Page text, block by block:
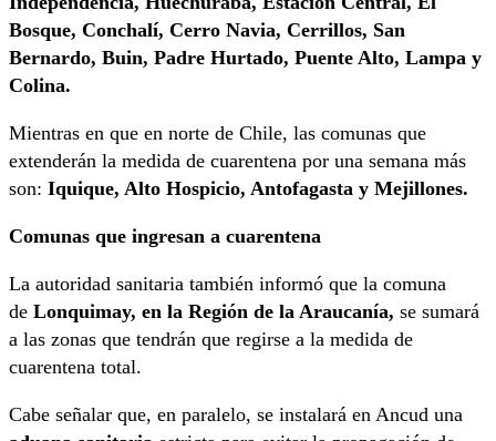
Bosque, Conchalí, Cerro Navia, Cerrillos, San
Bernardo, Buin, Padre Hurtado, Puente Alto, Lampa y
Colina.
Mientras en que en norte de Chile, las comunas que
extenderán la medida de cuarentena por una semana más
son: Iquique, Alto Hospicio, Antofagasta y Mejillones.
Comunas que ingresan a cuarentena
La autoridad sanitaria también informó que la comuna
de Lonquimay, en la Región de la Araucanía, se sumará
a las zonas que tendrán que regirse a la medida de
cuarentena total.
Cabe señalar que, en paralelo, se instalará en Ancud una